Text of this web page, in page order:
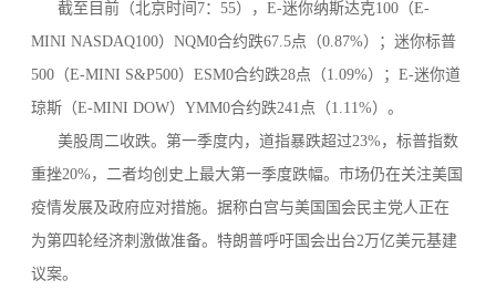
截至目前（北京时间7：55），E-迷你纳斯达克100（E-
MINI NASDAQ100）NQM0合约跌67.5点（0.87%）；迷你标普
500（E-MINI S&P500）ESM0合约跌28点（1.09%）；E-迷你道
琼斯（E-MINI DOW）YMM0合约跌241点（1.11%）。
美股周二收跌。第一季度内，道指暴跌超过23%，标普指数
重挫20%，二者均创史上最大第一季度跌幅。市场仍在关注美国
疫情发展及政府应对措施。据称白宫与美国国会民主党人正在
为第四轮经济刺激做准备。特朗普呼吁国会出台2万亿美元基建
议案。